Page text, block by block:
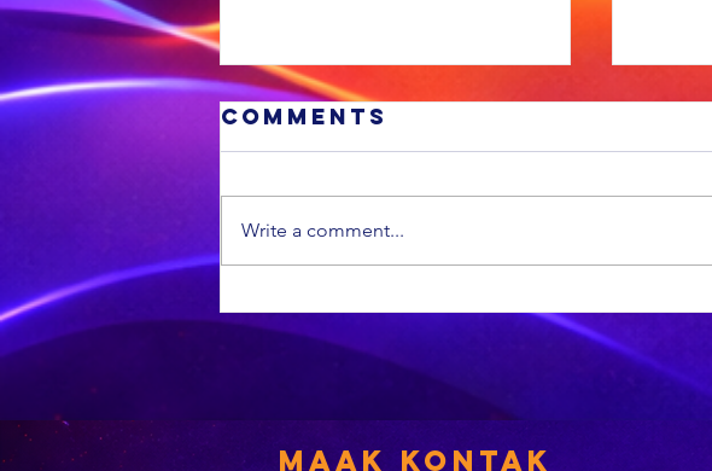
MIDDAG SPORT:
Feinberg-
Mngomezulu
sien uit vir sy
terugkeer na
die Bokke,
Comments
Write a comment...
Maak Kontak